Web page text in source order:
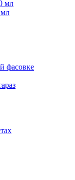
мл
мл
фасовке